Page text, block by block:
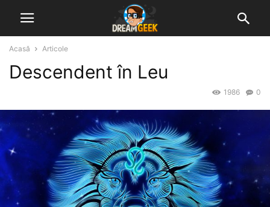
Acasă Articole
Descendent în Leu
0
1986